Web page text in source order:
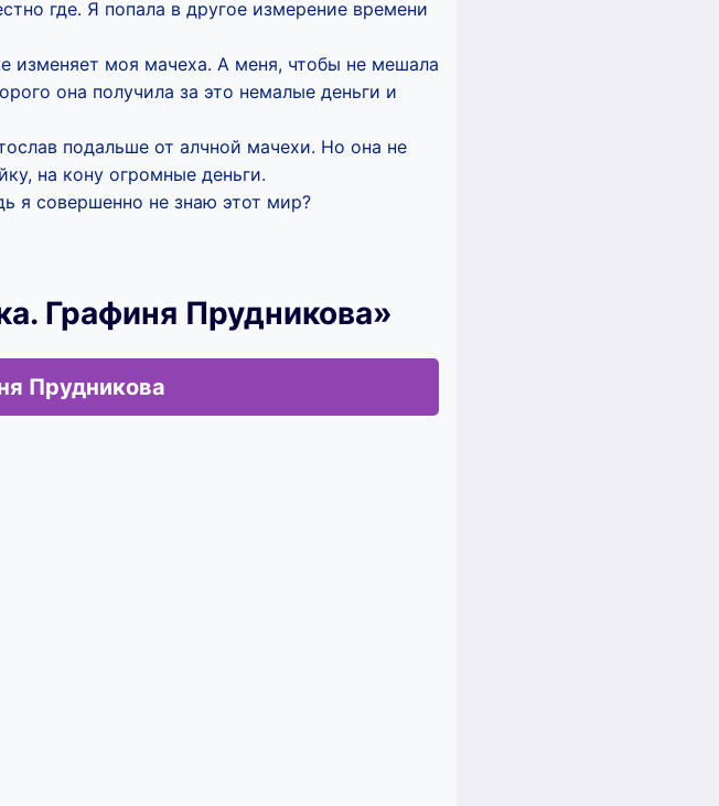
где. Я попала в другое измерение времени
изменяет моя мачеха. А меня, чтобы не мешала
она получила за это немалые деньги и
подальше от алчной мачехи. Но она не
на кону огромные деньги.
я совершенно не знаю этот мир?
Графиня Прудникова»
Прудникова